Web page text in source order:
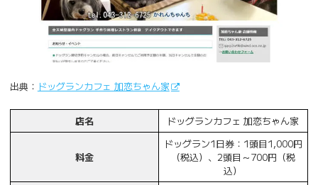
出典： ドッグランカフェ 加恋ちゃん家
店名 ドッグランカフェ 加恋ちゃん家
料金
ドッグラン1日券：1頭目1,000円
（税込）、2頭目～700円（税
込）